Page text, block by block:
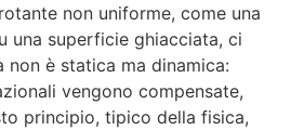
non uniforme, come una
una superficie ghiacciata, ci
non è statica ma dinamica:
vengono compensate,
principio, tipico della fisica,